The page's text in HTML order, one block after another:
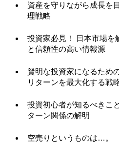
資産を守りながら成長を
理戦略
投資家必見！ 日本市場を
と信頼性の高い情報源
賢明な投資家になるため
リターンを最大化する戦
投資初心者が知るべきこ
ターン関係の解明
空売りというものは…。